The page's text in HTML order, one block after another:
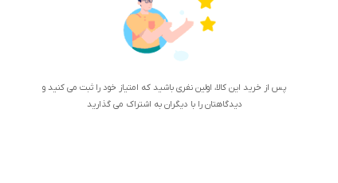
پس از خرید این کالا، اولین نفری باشید که امتیاز خود را ثبت می کنید و
دیدگاهتان را با دیگران به اشتراک می گذارید